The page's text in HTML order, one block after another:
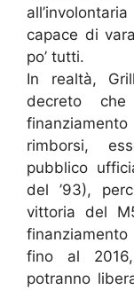
capace di
po’ tutti.
In realtà,
decreto
rimborsi,
pubblico
del ’93),
vittoria del
fino al
potranno